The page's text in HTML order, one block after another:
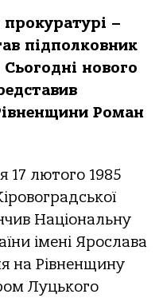
прокуратурі –
підполковник
нового
Роман
17 лютого 1985
Національну
імені Ярослава
на Рівненщину
Луцького